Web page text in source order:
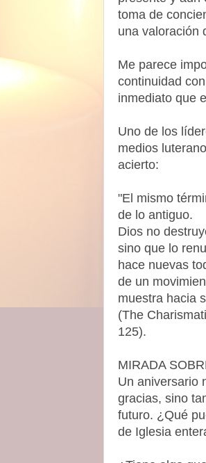
toma de
una valoración
Me parece
continuidad
inmediato que
Uno de los
medios
acierto:
"El mismo
de lo antiguo.
Dios no
sino que lo
hace nuevas
de un
muestra hacia
(The
125).
MIRADA
Un aniversario
gracias, sino
futuro. ¿Qué
de Iglesia